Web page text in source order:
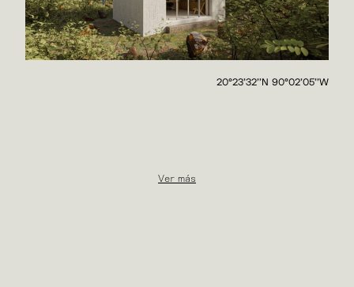
20°23'32''N 90°02'05''W
Ver más